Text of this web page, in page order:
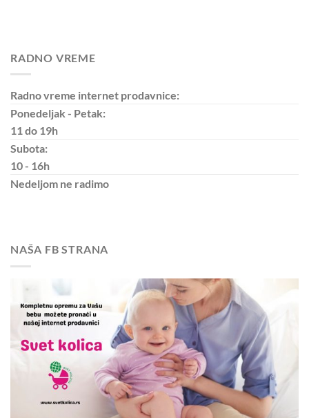
RADNO VREME
Radno vreme internet prodavnice:
Ponedeljak - Petak:
11 do 19h
Subota:
10 - 16h
Nedeljom ne radimo
NAŠA FB STRANA